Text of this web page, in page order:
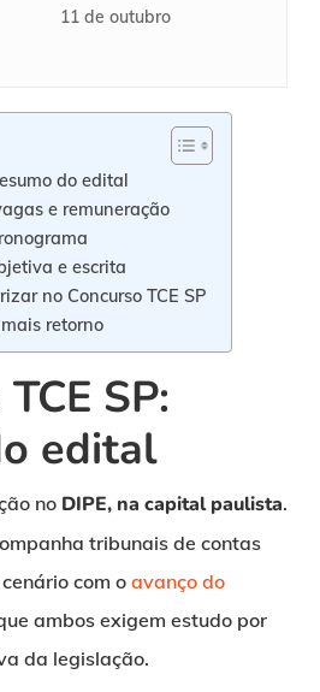
11 de outubro
do edital
e remuneração
e escrita
no Concurso TCE SP
retorno
SP:
edital
no DIPE, na capital paulista.
tribunais de contas
com o avanço do
ambos exigem estudo por
da legislação.